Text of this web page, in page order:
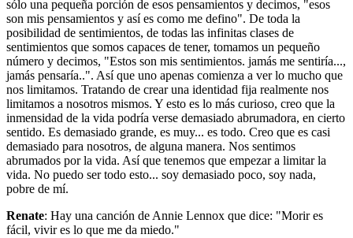
sólo una pequeña porción de esos pensamientos y decimos, "esos
son mis pensamientos y así es como me defino". De toda la
posibilidad de sentimientos, de todas las infinitas clases de
sentimientos que somos capaces de tener, tomamos un pequeño
número y decimos, "Estos son mis sentimientos. jamás me sentiría...,
jamás pensaría..". Así que uno apenas comienza a ver lo mucho que
nos limitamos. Tratando de crear una identidad fija realmente nos
limitamos a nosotros mismos. Y esto es lo más curioso, creo que la
inmensidad de la vida podría verse demasiado abrumadora, en cierto
sentido. Es demasiado grande, es muy... es todo. Creo que es casi
demasiado para nosotros, de alguna manera. Nos sentimos
abrumados por la vida. Así que tenemos que empezar a limitar la
vida. No puedo ser todo esto... soy demasiado poco, soy nada,
pobre de mí.
Renate: Hay una canción de Annie Lennox que dice: "Morir es
fácil, vivir es lo que me da miedo."